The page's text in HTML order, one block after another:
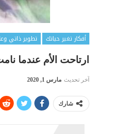
أفكار تغير حياتك
تطوير ذاتي
ارتاحت الأم عندما
آخر تحديث مارس 1, 2020
شارك